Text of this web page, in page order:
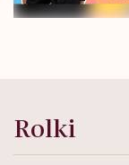
Rolki